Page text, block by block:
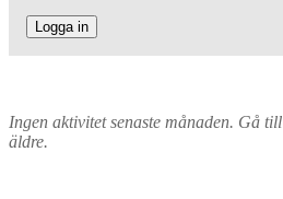
Logga in
Ingen aktivitet senaste månaden. Gå till
äldre.